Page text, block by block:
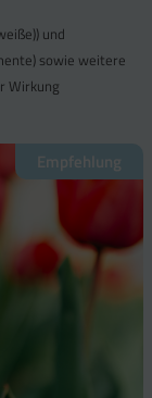
und
sowie weitere
Wirkung
Empfehlung